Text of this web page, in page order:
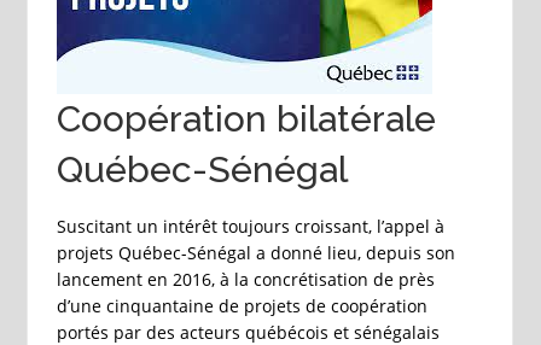
Coopération bilatérale
Québec-Sénégal
Suscitant un intérêt toujours croissant, l’appel à
projets Québec-Sénégal a donné lieu, depuis son
lancement en 2016, à la concrétisation de près
d’une cinquantaine de projets de coopération
portés par des acteurs québécois et sénégalais